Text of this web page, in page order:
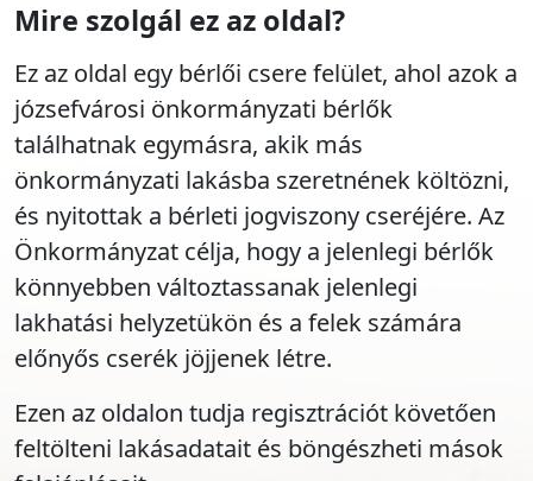
Mire szolgál ez az oldal?
Ez az oldal egy bérlői csere felület, ahol azok a
józsefvárosi önkormányzati bérlők
találhatnak egymásra, akik más
önkormányzati lakásba szeretnének költözni,
és nyitottak a bérleti jogviszony cseréjére. Az
Önkormányzat célja, hogy a jelenlegi bérlők
könnyebben változtassanak jelenlegi
lakhatási helyzetükön és a felek számára
előnyős cserék jöjjenek létre.
Ezen az oldalon tudja regisztrációt követően
feltölteni lakásadatait és böngészheti mások